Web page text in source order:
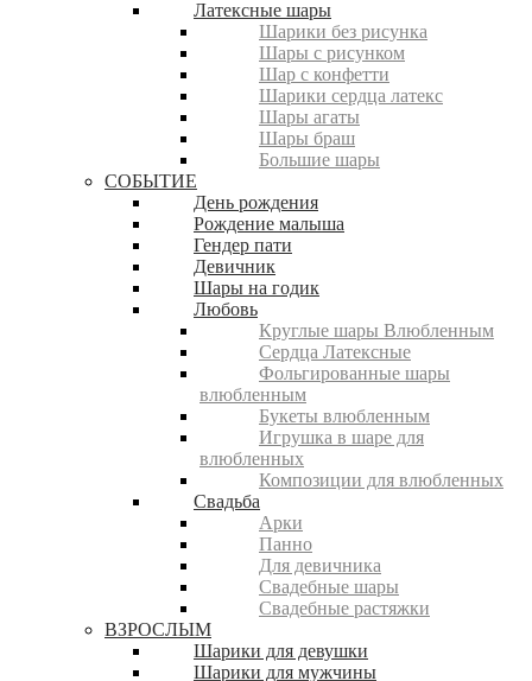
Латексные шары
Шарики без рисунка
Шары с рисунком
Шар с конфетти
Шарики сердца латекс
Шары агаты
Шары браш
Большие шары
СОБЫТИЕ
День рождения
Рождение малыша
Гендер пати
Девичник
Шары на годик
Любовь
Круглые шары Влюбленным
Сердца Латексные
Фольгированные шары
влюбленным
Букеты влюбленным
Игрушка в шаре для
влюбленных
Композиции для влюбленных
Свадьба
Арки
Панно
Для девичника
Свадебные шары
Свадебные растяжки
ВЗРОСЛЫМ
Шарики для девушки
Шарики для мужчины